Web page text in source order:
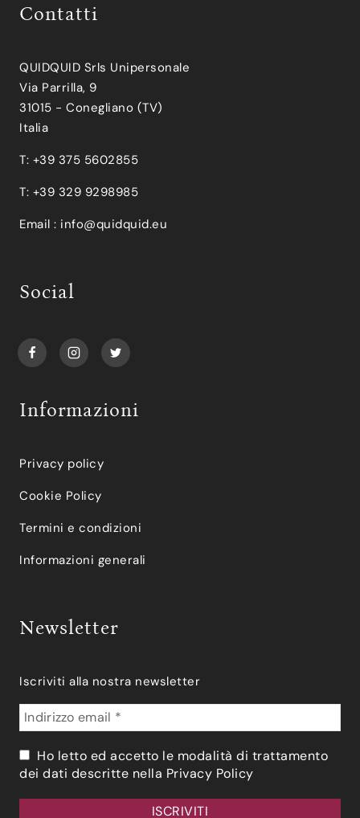
Contatti
QUIDQUID Srls Unipersonale
Via Parrilla, 9
31015 - Conegliano (TV)
Italia
T: +39 375 5602855
T: +39 329 9298985
Email : info@quidquid.eu
Social
Informazioni
Privacy policy
Cookie Policy
Termini e condizioni
Informazioni generali
Newsletter
Iscriviti alla nostra newsletter
Ho letto ed accetto le modalità di trattamento
dei dati descritte nella Privacy Policy